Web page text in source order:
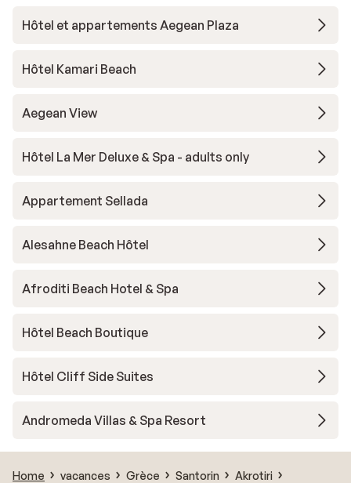
Hôtel et appartements Aegean Plaza
Hôtel Kamari Beach
Aegean View
Hôtel La Mer Deluxe & Spa - adults only
Appartement Sellada
Alesahne Beach Hôtel
Afroditi Beach Hotel & Spa
Hôtel Beach Boutique
Hôtel Cliff Side Suites
Andromeda Villas & Spa Resort
Home vacances Grèce Santorin
Akrotiri